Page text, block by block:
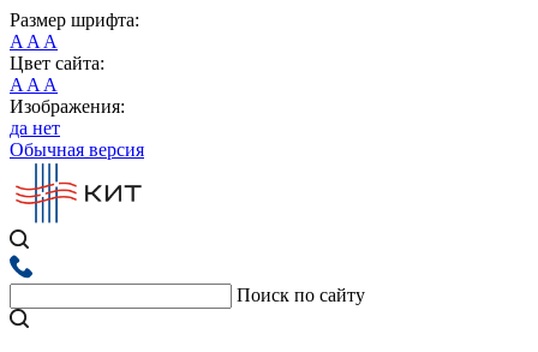
Размер шрифта:
A A A
Цвет сайта:
A A A
Изображения:
да нет
Обычная версия
Поиск по сайту